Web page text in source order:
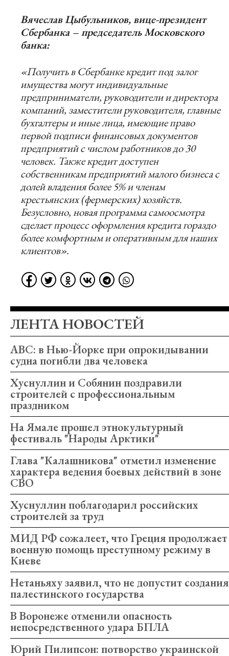
Вячеслав Цыбульников, вице-президент
Сбербанка – председатель Московского
банка:
«Получить в Сбербанке кредит под залог
имущества могут индивидуальные
предприниматели, руководители и директора
компаний, заместители руководителя, главные
бухгалтеры и иные лица, имеющие право
первой подписи финансовых документов
предприятий с числом работников до 30
человек. Также кредит доступен
собственникам предприятий малого бизнеса с
долей владения более 5% и членам
крестьянских (фермерских) хозяйств.
Безусловно, новая программа самоосмотра
сделает процесс оформления кредита гораздо
более комфортным и оперативным для наших
клиентов».
ЛЕНТА НОВОСТЕЙ
ABC: в Нью-Йорке при опрокидывании
судна погибли два человека
Хуснуллин и Собянин поздравили
строителей с профессиональным
праздником
На Ямале прошел этнокультурный
фестиваль "Народы Арктики"
Глава "Калашникова" отметил изменение
характера ведения боевых действий в зоне
СВО
Хуснуллин поблагодарил российских
строителей за труд
МИД РФ сожалеет, что Греция продолжает
военную помощь преступному режиму в
Киеве
Нетаньяху заявил, что не допустит создания
палестинского государства
В Воронеже отменили опасность
непосредственного удара БПЛА
Юрий Пилипсон: потворство украинской